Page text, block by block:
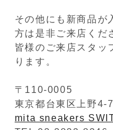
その他にも新商品が
方は是非ご来店くだ
皆様のご来店スタッ
ります。
〒110-0005
東京都台東区上野4-
mita sneakers